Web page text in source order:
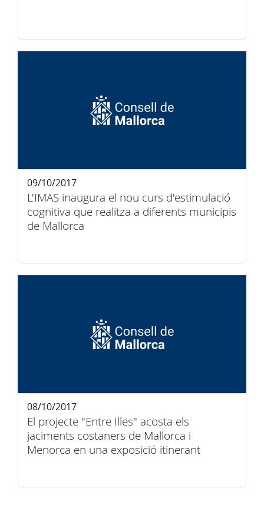
L'IMAS inaugura el nou curs d'estimulació
cognitiva que realitza a diferents municipis
de Mallorca
09/10/2017
El projecte "Entre Illes" acosta els
jaciments costaners de Mallorca i
Menorca en una exposició itinerant
08/10/2017